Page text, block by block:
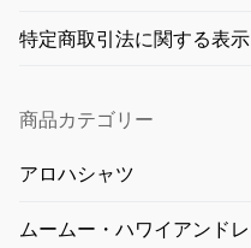
特定商取引法に関する表示
商品カテゴリー
アロハシャツ
ムームー・ハワイアンド